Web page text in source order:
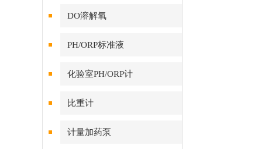
DO溶解氧
PH/ORP标准液
化验室PH/ORP计
比重计
计量加药泵